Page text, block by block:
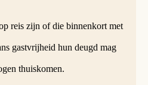
reis zijn of die binnenkort met
gastvrijheid hun deugd mag
thuiskomen.